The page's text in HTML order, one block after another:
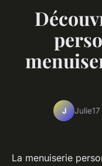
J Julie
La menuiserie